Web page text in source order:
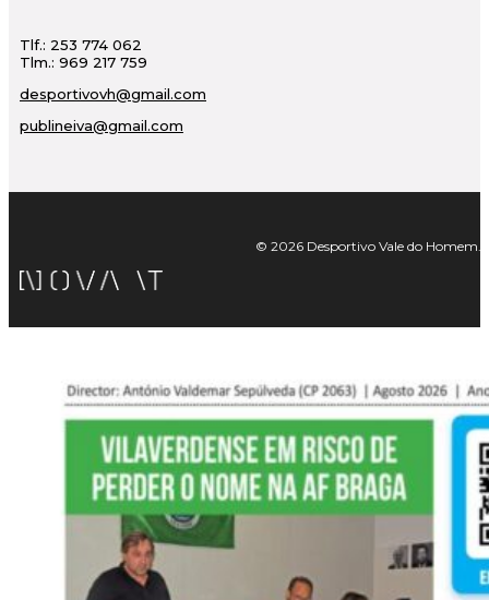
Tlf.: 253 774 062
Tlm.: 969 217 759
desportivovh@gmail.com
publineiva@gmail.com
© 2026 Desportivo Vale do Homem.